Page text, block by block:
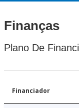
Finanças
Plano De
Financiador